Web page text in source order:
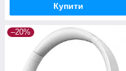
Купити
–20%